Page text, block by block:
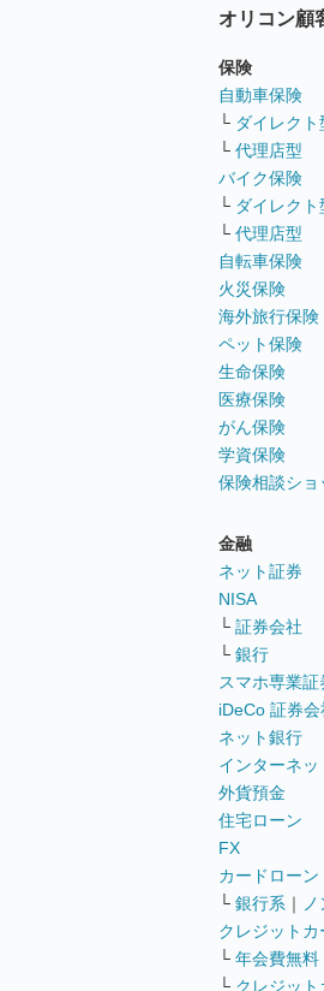
オリコン顧
保険
自動車保険
└ ダイレクト
└ 代理店型
バイク保険
└ ダイレクト
└ 代理店型
自転車保険
火災保険
海外旅行保険
ペット保険
生命保険
医療保険
がん保険
学資保険
保険相談ショ
金融
ネット証券
NISA
└ 証券会社
└ 銀行
スマホ専業証
iDeCo 証券会
ネット銀行
インターネ
外貨預金
住宅ローン
FX
カードローン
└ 銀行系 ｜
クレジットカ
└ 年会費無料
└ クレジット